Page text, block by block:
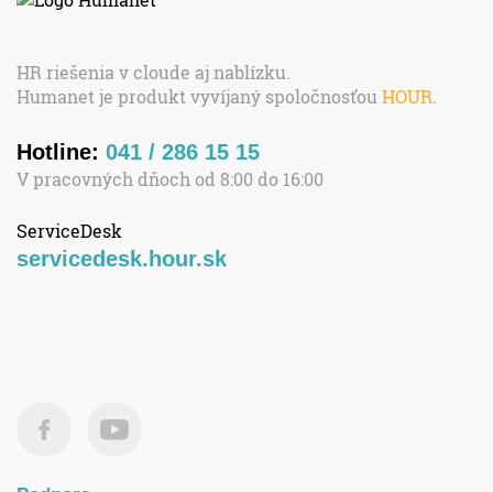
HR riešenia v cloude aj nablízku.
Humanet je produkt vyvíjaný spoločnosťou HOUR
Hotline: 041 / 286 15 15
V pracovných dňoch od 8:00 do 16:00
ServiceDesk
servicedesk.hour.sk